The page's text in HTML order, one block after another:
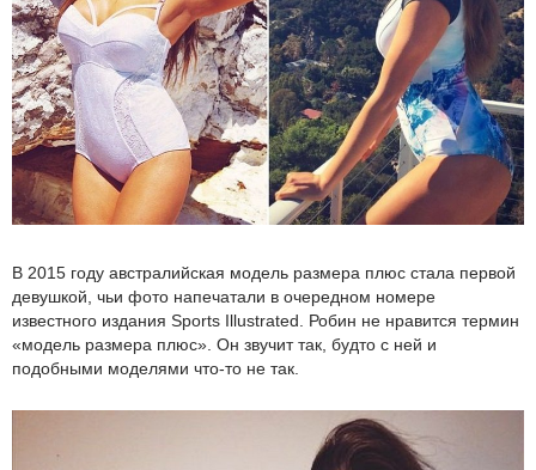
В 2015 году австралийская модель размера плюс стала первой
девушкой, чьи фото напечатали в очередном номере
известного издания Sports Illustrated. Робин не нравится термин
«модель размера плюс». Он звучит так, будто с ней и
подобными моделями что-то не так.